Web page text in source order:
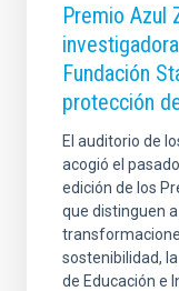
Premio Azul
Fundación
protección
El auditorio de
acogió el
edición de los
que distinguen
sostenibilidad,
de Educación e